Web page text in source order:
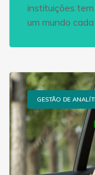
instituições
um mundo cada
GESTÃO DE